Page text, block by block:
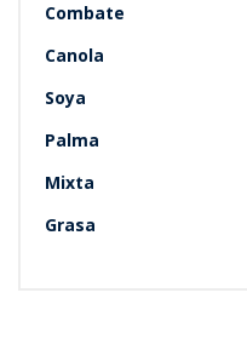
Combate
Canola
Soya
Palma
Mixta
Grasa